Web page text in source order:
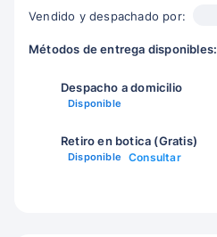
Vendido y despachado por:
Métodos de entrega disponibles:
Despacho a domicilio
Disponible
Retiro en botica (Gratis)
Disponible Consultar